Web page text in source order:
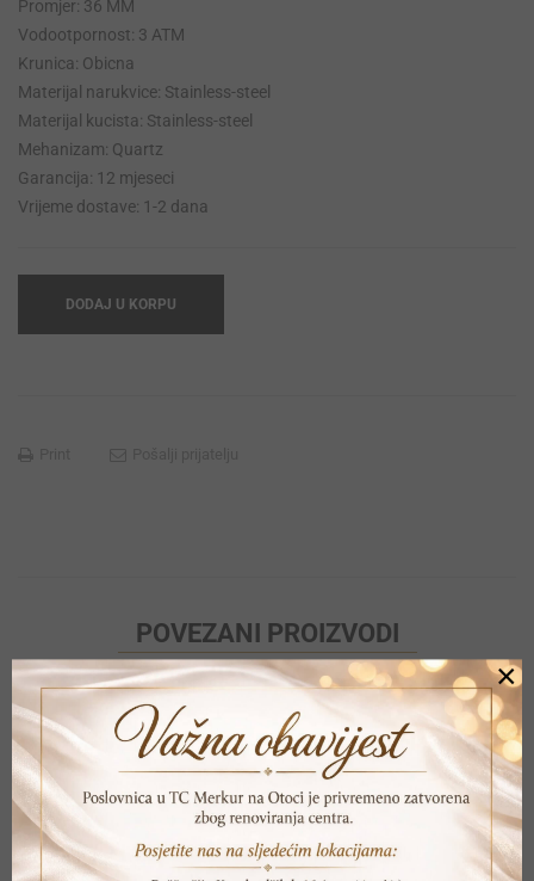
Promjer: 36 MM
Vodootpornost: 3 ATM
Krunica: Obicna
Materijal narukvice: Stainless-steel
Materijal kucista: Stainless-steel
Mehanizam: Quartz
Garancija: 12 mjeseci
Vrijeme dostave: 1-2 dana
DODAJ U KORPU
POVEZANI PROIZVODI
×